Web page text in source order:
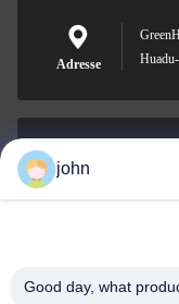
Adresse
0086-
john
Good day, what